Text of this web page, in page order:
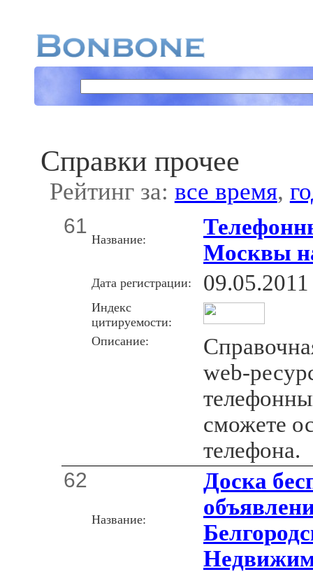
Справки прочее
Рейтинг за: все время,
61
Название:
Москвы
Дата регистрации: 09.05.2011
Индекс
цитируемости:
Описание:
web-
сможете
телефона.
62
Название:
Доска